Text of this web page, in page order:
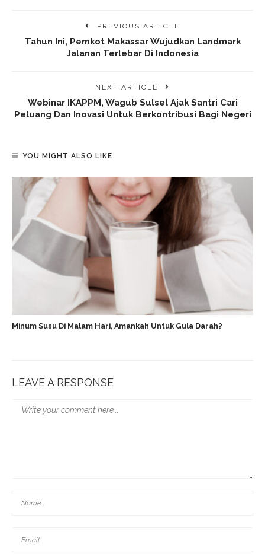
PREVIOUS ARTICLE
Tahun Ini, Pemkot Makassar Wujudkan Landmark
Jalanan Terlebar Di Indonesia
NEXT ARTICLE
Webinar IKAPPM, Wagub Sulsel Ajak Santri Cari
Peluang Dan Inovasi Untuk Berkontribusi Bagi Negeri
YOU MIGHT ALSO LIKE
Minum Susu Di Malam Hari, Amankah Untuk Gula Darah?
LEAVE A RESPONSE